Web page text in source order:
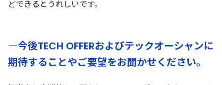
どできるとうれしいです。
―今後TECH OFFERおよびテックオーシャンに
期待することやご要望をお聞かせください。